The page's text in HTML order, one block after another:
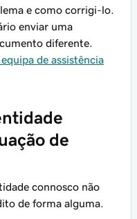
e como corrigi-lo.
enviar uma
diferente.
de assistência
de
connosco não
de forma alguma.